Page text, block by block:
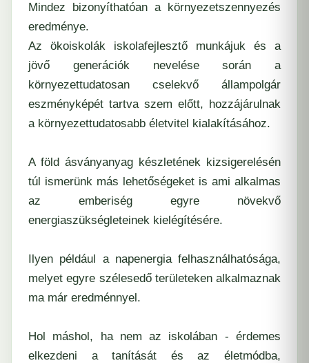
Mindez bizonyíthatóan a környezetszennyezés
eredménye.
Az ökoiskolák iskolafejlesztő munkájuk és a
jövő generációk nevelése során a
környezettudatosan cselekvő állampolgár
eszményképét tartva szem előtt, hozzájárulnak
a környezettudatosabb életvitel kialakításához.
A föld ásványanyag készletének kizsigerelésén
túl ismerünk más lehetőségeket is ami alkalmas
az emberiség egyre növekvő
energiaszükségleteinek kielégítésére.
Ilyen például a napenergia felhasználhatósága,
melyet egyre szélesedő területeken alkalmaznak
ma már eredménnyel.
Hol máshol, ha nem az iskolában - érdemes
elkezdeni a tanítását és az életmódba,